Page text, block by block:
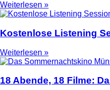
Weiterlesen »
Kostenlose Listening
Weiterlesen »
18 Abende, 18 Filme: